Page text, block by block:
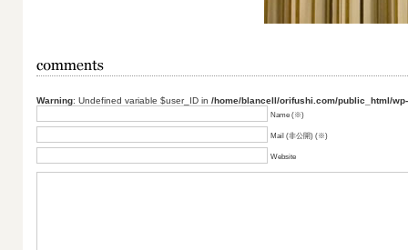
Warning: Undefined variable $user_ID in /home/blancell/orifushi.com/public_html/
Name (※)
Mail (非公開) (※)
Website